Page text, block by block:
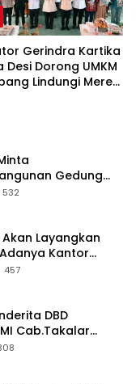
Gerindra Kartika
Desi Dorong UMKM
Lindungi Merek
Gedung
532
Layangkan
Kantor
457
DBD
Cab.Takalar